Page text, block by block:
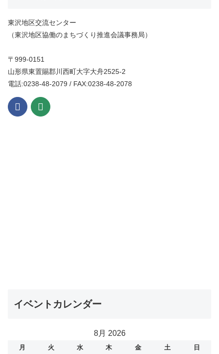
東沢地区交流センター
（東沢地区協働のまちづくり推進会議事務局）
〒999-0151
山形県東置賜郡川西町大字大舟2525-2
電話:0238-48-2079 / FAX:0238-48-2078
イベントカレンダー
8月 2026
月 火 水 木 金 土
日